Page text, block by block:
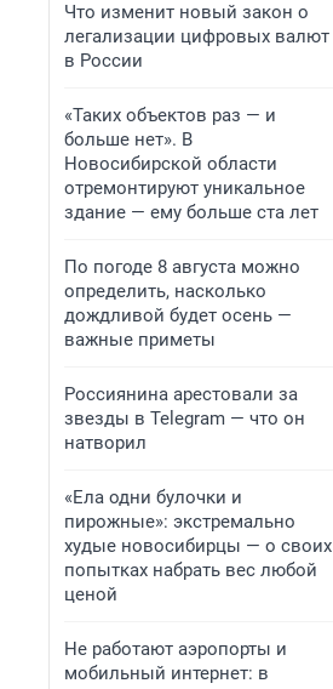
Что изменит новый закон о
легализации цифровых валют
в России
«Таких объектов раз — и
больше нет». В
Новосибирской области
отремонтируют уникальное
здание — ему больше ста лет
По погоде 8 августа можно
определить, насколько
дождливой будет осень —
важные приметы
Россиянина арестовали за
звезды в Telegram — что он
натворил
«Ела одни булочки и
пирожные»: экстремально
худые новосибирцы — о своих
попытках набрать вес любой
ценой
Не работают аэропорты и
мобильный интернет: в